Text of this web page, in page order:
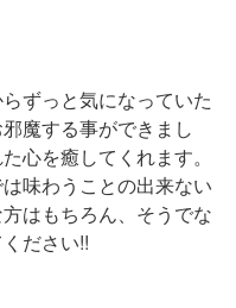
ずっと気になっていた
魔する事ができまし
心を癒してくれます。
味わうことの出来ない
はもちろん、そうでな
ださい!!